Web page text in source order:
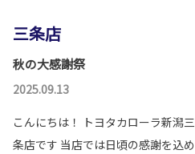
三条店
秋の大感謝祭
2025.09.13
こんにちは！ トヨタカローラ新潟三
条店です 当店では日頃の感謝を込め